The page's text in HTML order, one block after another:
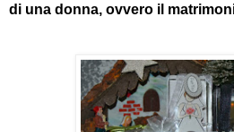
di una donna, ovvero il